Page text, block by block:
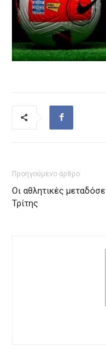
Προηγούμενο άρθρο
Οι αθλητικές
Τρίτης